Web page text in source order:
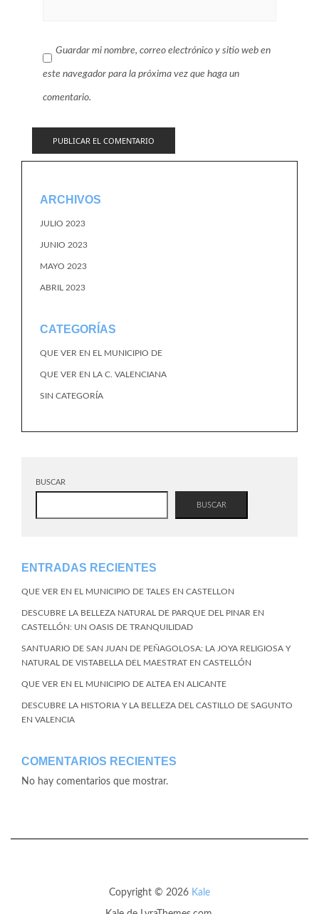
Guardar mi nombre, correo electrónico y sitio web en
este navegador para la próxima vez que haga un
comentario.
ARCHIVOS
JULIO 2023
JUNIO 2023
MAYO 2023
ABRIL 2023
CATEGORÍAS
QUE VER EN EL MUNICIPIO DE
QUE VER EN LA C. VALENCIANA
SIN CATEGORÍA
BUSCAR
BUSCAR
ENTRADAS RECIENTES
QUE VER EN EL MUNICIPIO DE TALES EN CASTELLON
DESCUBRE LA BELLEZA NATURAL DE PARQUE DEL PINAR EN
CASTELLÓN: UN OASIS DE TRANQUILIDAD
SANTUARIO DE SAN JUAN DE PEÑAGOLOSA: LA JOYA RELIGIOSA Y
NATURAL DE VISTABELLA DEL MAESTRAT EN CASTELLÓN
QUE VER EN EL MUNICIPIO DE ALTEA EN ALICANTE
DESCUBRE LA HISTORIA Y LA BELLEZA DEL CASTILLO DE SAGUNTO
EN VALENCIA
COMENTARIOS RECIENTES
No hay comentarios que mostrar.
Copyright © 2026 Kale